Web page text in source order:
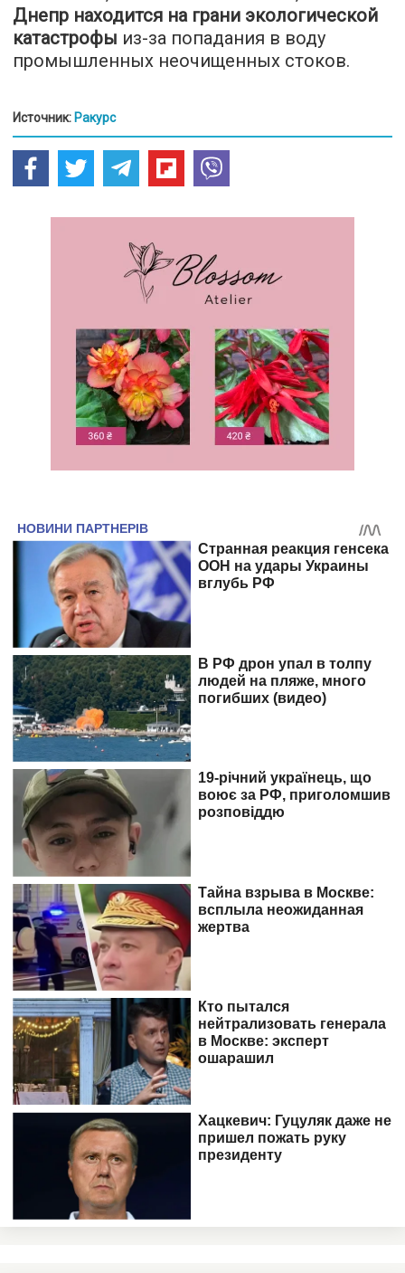
Днепр находится на грани экологической
катастрофы из-за попадания в воду
промышленных неочищенных стоков.
Источник: Ракурс